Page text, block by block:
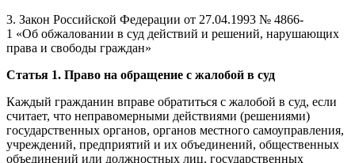
3. Закон Российской Федерации от 27.04.1993 № 4866-
1 «Об обжаловании в суд действий и решений, нарушающих
права и свободы граждан»
Статья 1. Право на обращение с жалобой в суд
Каждый гражданин вправе обратиться с жалобой в суд, если
считает, что неправомерными действиями (решениями)
государственных органов, органов местного самоуправления,
учреждений, предприятий и их объединений, общественных
объединений или должностных лиц, государственных